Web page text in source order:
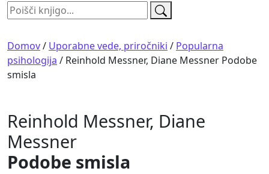
Išči:
Domov/ Uporabne vede, priročniki / Popularna
psihologija / Reinhold Messner, Diane Messner Podobe
smisla
Reinhold Messner, Diane
Messner
Podobe smisla